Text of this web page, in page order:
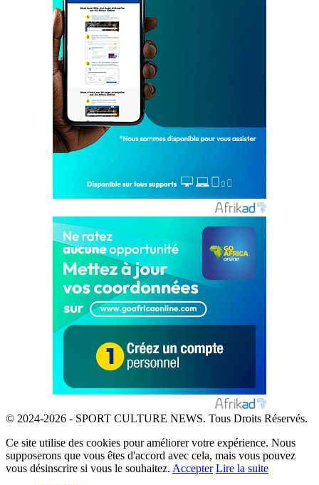
© 2024-2026 - SPORT CULTURE NEWS. Tous Droits Réservés.
Ce site utilise des cookies pour améliorer votre expérience. Nous
supposerons que vous êtes d'accord avec cela, mais vous pouvez
vous désinscrire si vous le souhaitez. Accepter Lire la suite